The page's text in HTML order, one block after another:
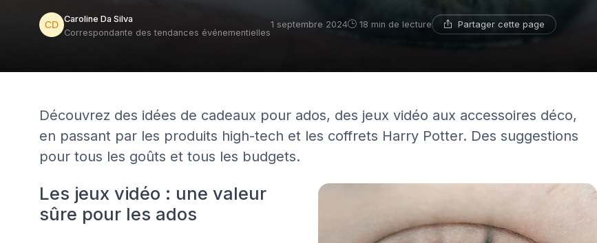
Caroline Da Silva
Correspondante des tendances événementielles
1 septembre 2024 18 min de lecture Partager cette page
Découvrez des idées de cadeaux pour ados, des jeux vidéo aux accessoires déco,
en passant par les produits high-tech et les coffrets Harry Potter. Des suggestions
pour tous les goûts et tous les budgets.
Les jeux vidéo : une valeur
sûre pour les ados